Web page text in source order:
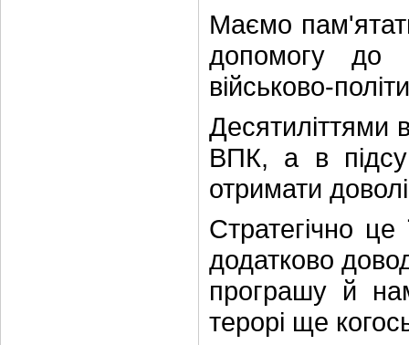
Маємо
допомогу до
військово-
Десятиліттями
ВПК, а в
отримати
Стратегічно
додатково
програшу й
терорі ще